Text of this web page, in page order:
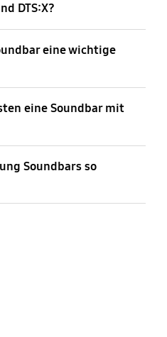
DTS:X?
eine wichtige
eine Soundbar mit
Soundbars so